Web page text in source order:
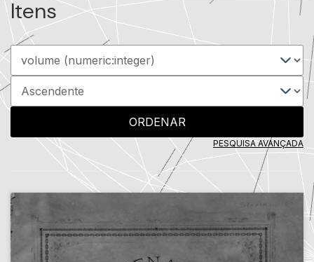
Itens
ORDENAR
PESQUISA AVANÇADA